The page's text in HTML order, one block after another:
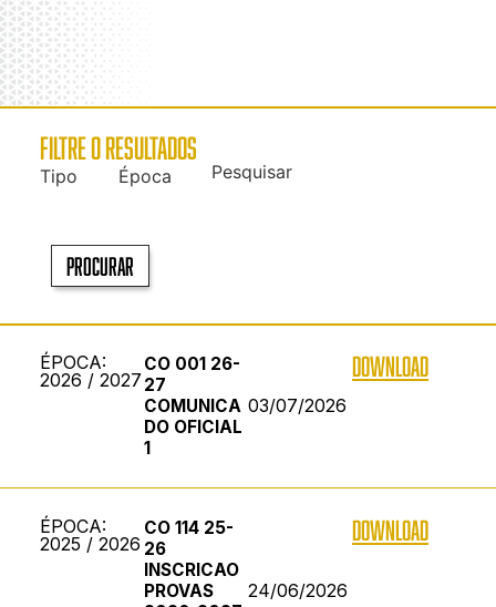
FILTRE O RESULTADOS
Tipo Época Pesquisar
Procurar
ÉPOCA:
2026 / 2027
CO 001 26-
27
COMUNICA
DO OFICIAL
1
03/07/2026
DOWNLOAD
ÉPOCA:
2025 / 2026
CO 114 25-
26
INSCRICAO
PROVAS
24/06/2026
DOWNLOAD